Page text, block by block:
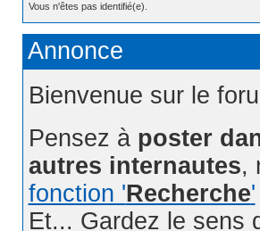
Vous n'êtes pas identifié(e).
Annonce
Bienvenue sur le
Pensez à poster
autres internautes,
fonction 'Recherche'
Et... Gardez le sens